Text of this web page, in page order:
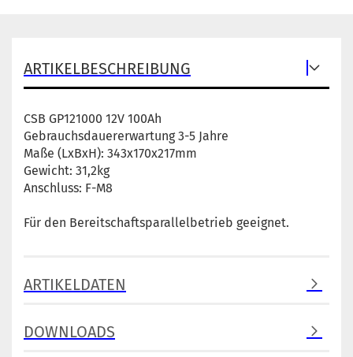
ARTIKELBESCHREIBUNG
CSB GP121000 12V 100Ah
Gebrauchsdauererwartung 3-5 Jahre
Maße (LxBxH): 343x170x217mm
Gewicht: 31,2kg
Anschluss: F-M8
Für den Bereitschaftsparallelbetrieb geeignet.
ARTIKELDATEN
DOWNLOADS